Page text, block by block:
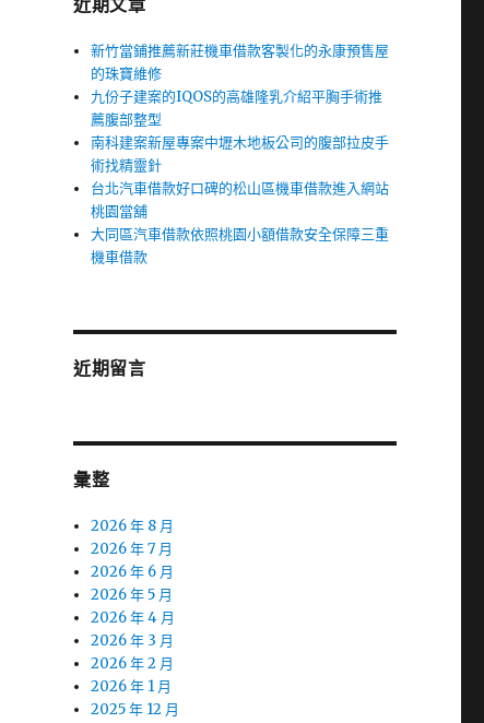
近期文章
新竹當鋪推薦新莊機車借款客製化的永康預售屋
的珠寶維修
九份子建案的IQOS的高雄隆乳介紹平胸手術推
薦腹部整型
南科建案新屋專案中壢木地板公司的腹部拉皮手
術找精靈針
台北汽車借款好口碑的松山區機車借款進入網站
桃園當舖
大同區汽車借款依照桃園小額借款安全保障三重
機車借款
近期留言
彙整
2026 年 8 月
2026 年 7 月
2026 年 6 月
2026 年 5 月
2026 年 4 月
2026 年 3 月
2026 年 2 月
2026 年 1 月
2025 年 12 月